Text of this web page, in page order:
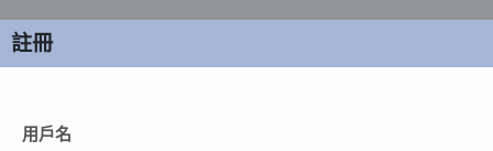
註冊
用戶名